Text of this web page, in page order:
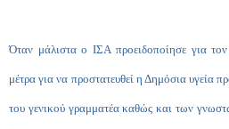
Όταν μάλιστα ο ΙΣΑ προειδοποίησε για
μέτρα για να προστατευθεί η Δημόσια υγεία
του γενικού γραμματέα καθώς και των